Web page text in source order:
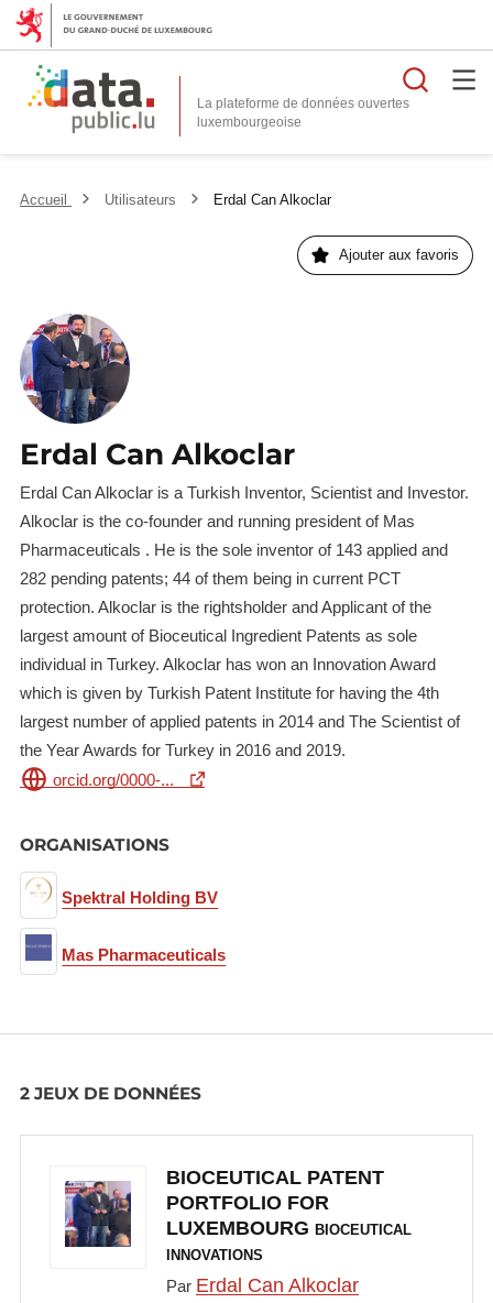
La plateforme de données ouvertes
Accueil Utilisateurs Erdal Can Alkoclar
Ajouter aux favoris
Erdal Can Alkoclar
Erdal Can Alkoclar is a Turkish Inventor, Scientist and Investor.
Alkoclar is the co-founder and running president of Mas
Pharmaceuticals . He is the sole inventor of 143 applied and
282 pending patents; 44 of them being in current PCT
protection. Alkoclar is the rightsholder and Applicant of the
largest amount of Bioceutical Ingredient Patents as sole
individual in Turkey. Alkoclar has won an Innovation Award
which is given by Turkish Patent Institute for having the 4th
largest number of applied patents in 2014 and The Scientist of
the Year Awards for Turkey in 2016 and 2019.
orcid.org/0000-...
ORGANISATIONS
Spektral Holding BV
Mas Pharmaceuticals
2 JEUX DE DONNÉES
BIOCEUTICAL PATENT
PORTFOLIO FOR
LUXEMBOURG BIOCEUTICAL
INNOVATIONS
Par Erdal Can Alkoclar